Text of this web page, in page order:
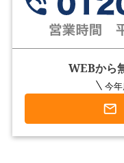
WEBから
今